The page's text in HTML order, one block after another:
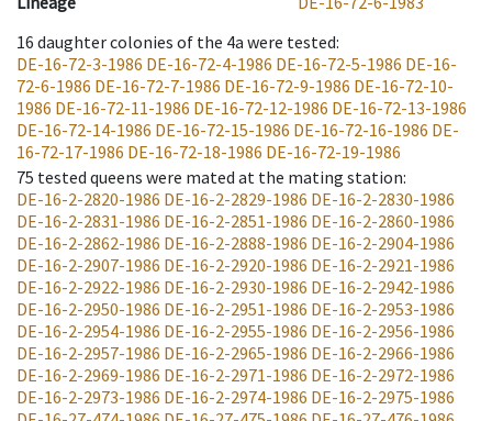
16 daughter colonies of the 4a were tested:
DE-16-72-3-1986 DE-16-72-4-1986 DE-16-72-5-1986 DE-16-
72-6-1986 DE-16-72-7-1986 DE-16-72-9-1986 DE-16-72-10-
1986 DE-16-72-11-1986 DE-16-72-12-1986 DE-16-72-13-1986
DE-16-72-14-1986 DE-16-72-15-1986 DE-16-72-16-1986 DE-
16-72-17-1986 DE-16-72-18-1986 DE-16-72-19-1986
75 tested queens were mated at the mating station:
DE-16-2-2820-1986 DE-16-2-2829-1986 DE-16-2-2830-1986
DE-16-2-2831-1986 DE-16-2-2851-1986 DE-16-2-2860-1986
DE-16-2-2862-1986 DE-16-2-2888-1986 DE-16-2-2904-1986
DE-16-2-2907-1986 DE-16-2-2920-1986 DE-16-2-2921-1986
DE-16-2-2922-1986 DE-16-2-2930-1986 DE-16-2-2942-1986
DE-16-2-2950-1986 DE-16-2-2951-1986 DE-16-2-2953-1986
DE-16-2-2954-1986 DE-16-2-2955-1986 DE-16-2-2956-1986
DE-16-2-2957-1986 DE-16-2-2965-1986 DE-16-2-2966-1986
DE-16-2-2969-1986 DE-16-2-2971-1986 DE-16-2-2972-1986
DE-16-2-2973-1986 DE-16-2-2974-1986 DE-16-2-2975-1986